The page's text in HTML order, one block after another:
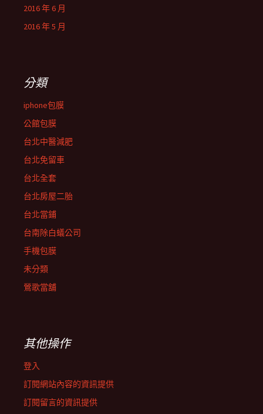
2016 年 6 月
2016 年 5 月
分類
iphone包膜
公館包膜
台北中醫減肥
台北免留車
台北全套
台北房屋二胎
台北當鋪
台南除白蟻公司
手機包膜
未分類
鶯歌當舖
其他操作
登入
訂閱網站內容的資訊提供
訂閱留言的資訊提供